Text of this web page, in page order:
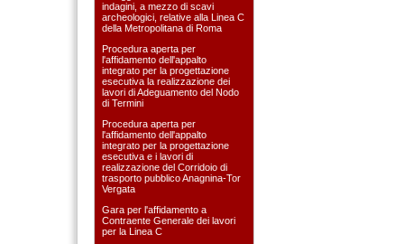
indagini, a mezzo di scavi
archeologici, relative alla Linea C
della Metropolitana di Roma
Procedura aperta per
l'affidamento dell'appalto
integrato per la progettazione
esecutiva la realizzazione dei
lavori di Adeguamento del Nodo
di Termini
Procedura aperta per
l'affidamento dell'appalto
integrato per la progettazione
esecutiva e i lavori di
realizzazione del Corridoio di
trasporto pubblico Anagnina-Tor
Vergata
Gara per l'affidamento a
Contraente Generale dei lavori
per la Linea C